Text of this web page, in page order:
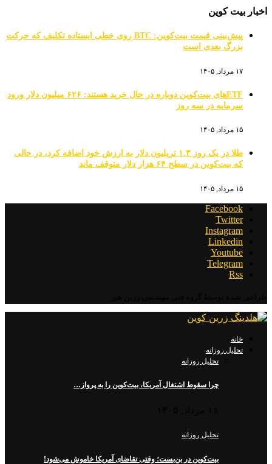
اخبار بیت کوین
پیش‌بینی قیمت بیت‌کوین: BTC روی خطی ایستاده تکلیف که حرکت
بزرگ بعدی است
۱۷ مرداد, ۱۴۰۵
ETFهای بیت‌کوین دوباره در حال خرید هستند: ۶۲۶ میلیون دلار ورود
سرمایه در سه روز
۱۵ مرداد, ۱۴۰۵
طلا در یک روز ۱.۳ تریلیون دلار به ارزش خود اضافه کرد، در حالی
که بیت‌کوین در سطح ۶۴ هزار دلار متوقف ماند
۱۵ مرداد, ۱۴۰۵
Facebook
Twitter
Instagram
Linkedin
Youtube
Telegram
Rss
خانه
تحلیل روزانه
تحلیل روزانه
چرا سقوط اشتغال آمریکا، بیت‌کوین را به پرواز…
تحلیل روزانه
بیت‌کوین در بن‌بست؛ وقتی تقاضای آمریکا خاموش می‌شود!